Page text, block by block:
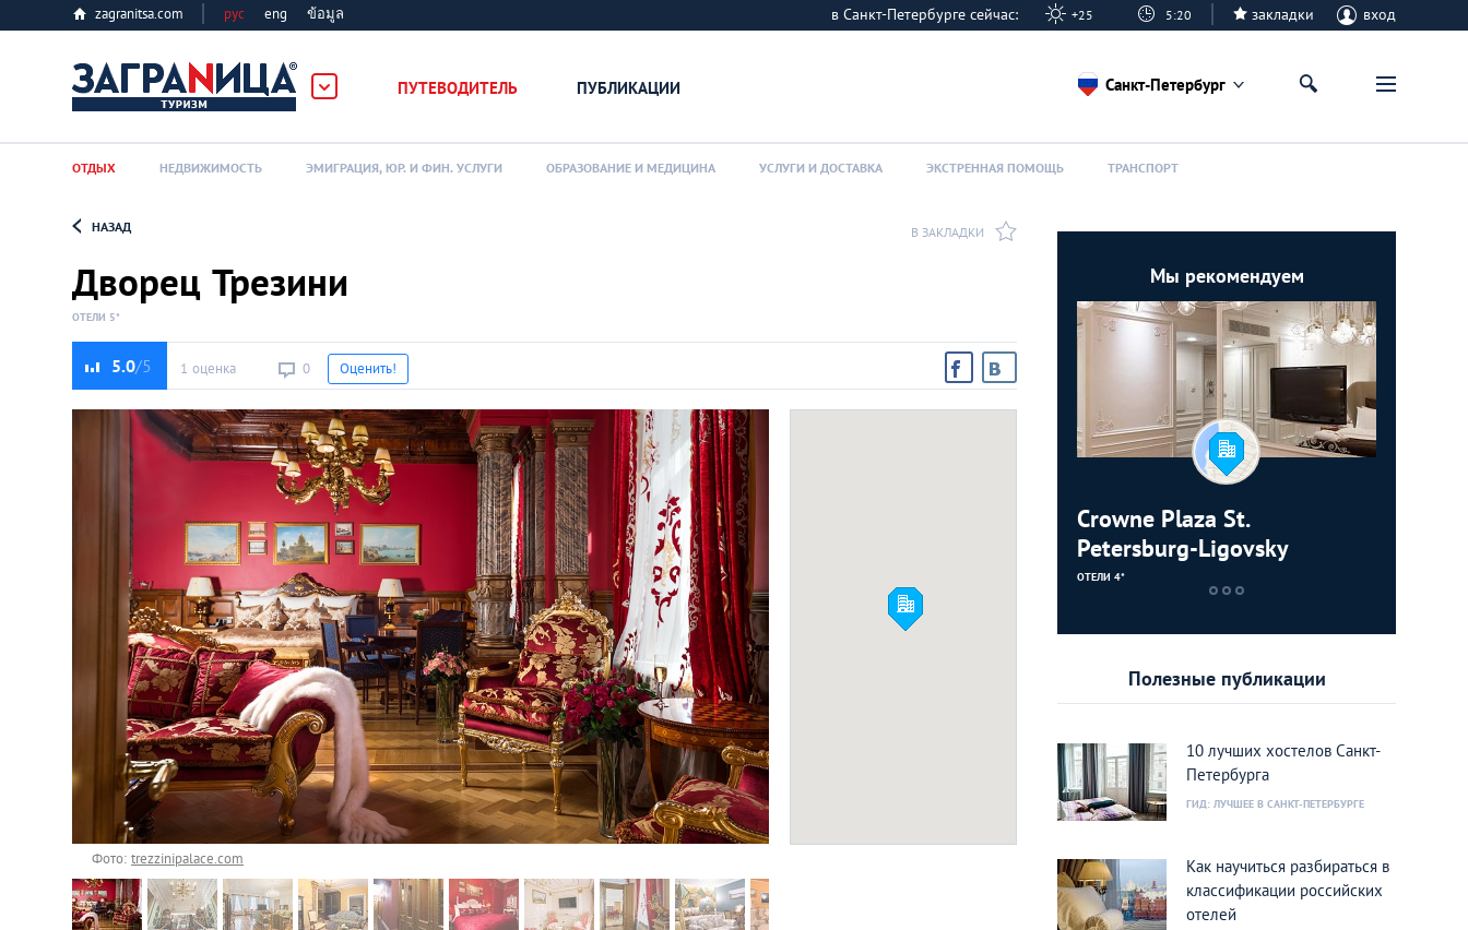
zagranitsa.com рус eng ข้อมูล в Санкт-Петербурге сейчас: +25 5:20 закладки вход
ПУТЕВОДИТЕЛЬ ПУБЛИКАЦИИ
Алматы
Афины
Киев
Лондон
Лос-Анджелес
Москва
Париж
Паттайя
Loading...
Санкт-Петербург
ОТДЫХ НЕДВИЖИМОСТЬ ЭМИГРАЦИЯ, ЮР. И ФИН. УСЛУГИ ОБРАЗОВАНИЕ И МЕДИЦИНА УСЛУГИ И ДОСТАВКА ЭКСТРЕННАЯ ПОМОЩЬ ТРАНСПОРТ
НАЗАД В ЗАКЛАДКИ
Дворец Трезини
ОТЕЛИ 5*
5.0 1 оценка 0 Оценить!
Фото:trezzinipalace.com
Мы рекомендуем
Crowne Plaza St.
Petersburg-Ligovsky
ОТЕЛИ 4*
Полезные публикации
10 лучших хостелов Санкт-
Петербурга
ГИД: ЛУЧШЕЕ В САНКТ-ПЕТЕРБУРГЕ
Как научиться разбираться в
классификации российских
отелей